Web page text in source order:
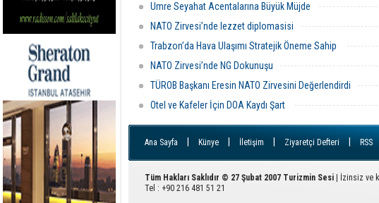
Umre Seyahat Acentalarına Büyük Müjde
NATO Zirvesi’nde lezzet diplomasisi
Trabzon’da Hava Ulaşımı Stratejik Öneme Sahip
NATO Zirvesi’nde NG Dokunuşu
TÜROB Başkanı Eresin NATO Zirvesini Değerlendirdi
Otel ve Kafeler İçin DOA Kaydı Şart
Ana Sayfa Künye İletişim Ziyaretçi Defteri RSS
Tüm Hakları Saklıdır © 27 Şubat 2007 Turizmin Sesi | İzinsiz ve
Tel : +90 216 481 51 21